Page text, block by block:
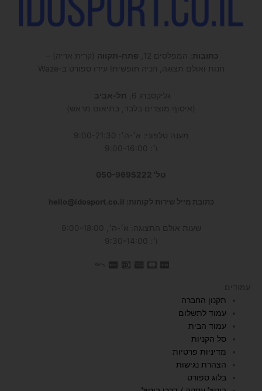
כתובות : המפלסים 12, פתח-תקווה (קרית אריה) –
חנות ואולם תצוגה, חניה חופשית! עידו ספורט ב-Waze
גליקסברג 6,
תל-אביב
(איסוף מוצרים בלבד, בתיאום מראש)
מענה טלפוני: א׳-ה׳: 9:00-21:30
טל' 050-9695222
כתובת מייל שירות לקוחות: hello@idosport.co.il
שעות אולם התצוגה: א׳-ה׳, 9:00-18:00
עמודים
תקנון החברה
עמוד לתשלום
עמוד הבית
סל הקניות
מדיניות פרטיות
הצהרת נגישות
בלוג ספורט